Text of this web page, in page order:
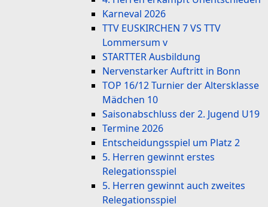
Karneval 2026
TTV EUSKIRCHEN 7 VS TTV
Lommersum v
STARTTER Ausbildung
Nervenstarker Auftritt in Bonn
TOP 16/12 Turnier der Altersklasse
Mädchen 10
Saisonabschluss der 2. Jugend U19
Termine 2026
Entscheidungsspiel um Platz 2
5. Herren gewinnt erstes
Relegationsspiel
5. Herren gewinnt auch zweites
Relegationsspiel